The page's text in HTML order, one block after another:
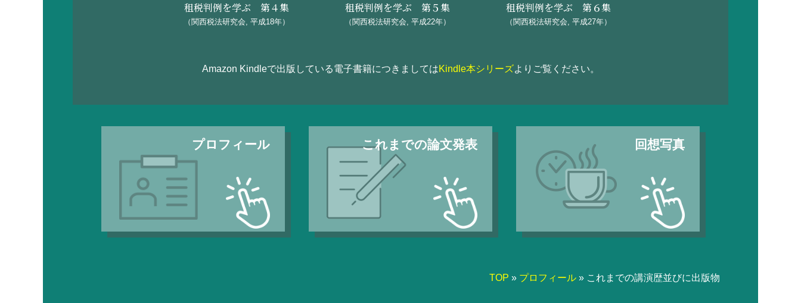
租税判例を学ぶ 第４集
（関西税法研究会, 平成18年）
租税判例を学ぶ 第５集
（関西税法研究会, 平成22年）
租税判例を学ぶ 第６集
（関西税法研究会, 平成27年）
Amazon Kindleで出版している電子書籍につきましてはKindle本シリーズよりご覧ください。
プロフィール これまでの論文発表 回想写真
TOP プロフィール これまでの講演歴並びに出版物